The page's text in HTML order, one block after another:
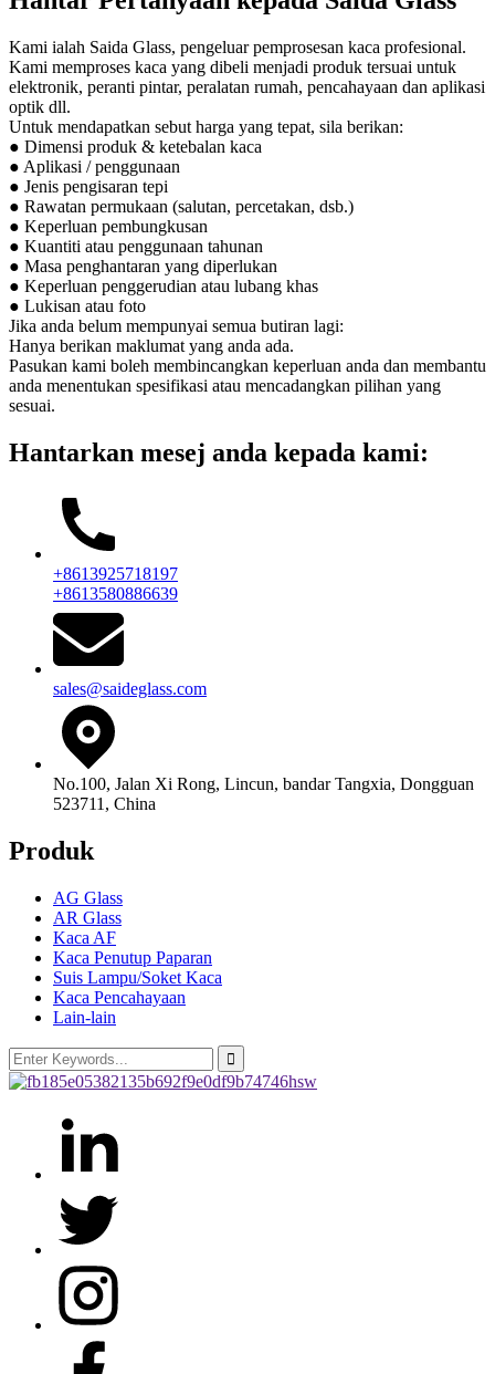
Kami ialah Saida Glass, pengeluar pemprosesan kaca profesional.
Kami memproses kaca yang dibeli menjadi produk tersuai untuk
elektronik, peranti pintar, peralatan rumah, pencahayaan dan aplikasi
optik dll.
Untuk mendapatkan sebut harga yang tepat, sila berikan:
● Dimensi produk & ketebalan kaca
● Aplikasi / penggunaan
● Jenis pengisaran tepi
● Rawatan permukaan (salutan, percetakan, dsb.)
● Keperluan pembungkusan
● Kuantiti atau penggunaan tahunan
● Masa penghantaran yang diperlukan
● Keperluan penggerudian atau lubang khas
● Lukisan atau foto
Jika anda belum mempunyai semua butiran lagi:
Hanya berikan maklumat yang anda ada.
Pasukan kami boleh membincangkan keperluan anda dan membantu
anda menentukan spesifikasi atau mencadangkan pilihan yang
sesuai.
Hantarkan mesej anda kepada kami:
+8613925718197
+8613580886639
sales@saideglass.com
No.100, Jalan Xi Rong, Lincun, bandar Tangxia, Dongguan
523711, China
Produk
AG Glass
AR Glass
Kaca AF
Kaca Penutup Paparan
Suis Lampu/Soket Kaca
Kaca Pencahayaan
Lain-lain